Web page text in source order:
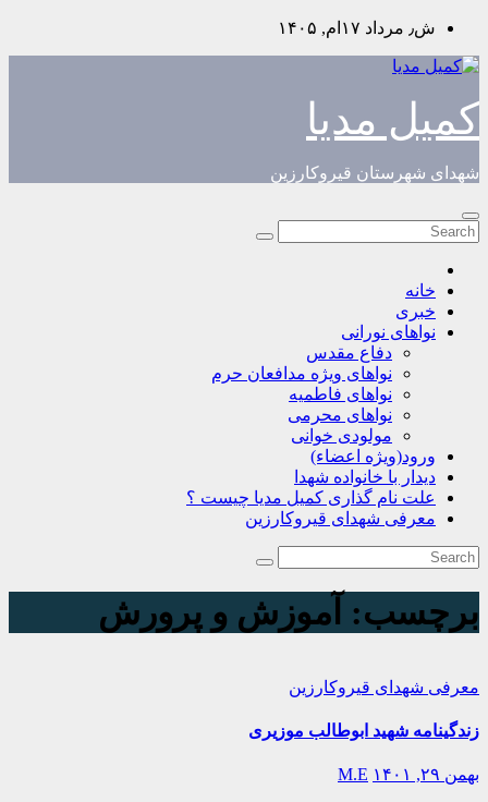
Skip
content
ش٫ مرداد ۱۷ام, ۱۴۰۵
کمیل مدیا
شهدای شهرستان قیروکارزین
خانه
خبری
نواهای نورانی
دفاع مقدس
نواهای ویژه مدافعان حرم
نواهای فاطمیه
نواهای محرمی
مولودی خوانی
ورود(ویژه اعضاء)
دیدار با خانواده شهدا
علت نام گذاری کمیل مدیا چیست ؟
معرفی شهدای قیروکارزین
برچسب: آموزش و پرورش
معرفی شهدای قیروکارزین
زندگینامه شهید ابوطالب موزیری
بهمن ۲۹, ۱۴۰۱ M.E